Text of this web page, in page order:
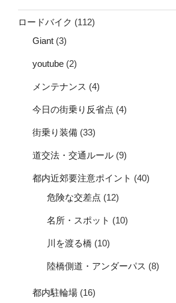
ロードバイク (112)
Giant (3)
youtube (2)
メンテナンス (4)
今日の街乗り反省点 (4)
街乗り装備 (33)
道交法・交通ルール (9)
都内近郊要注意ポイント (40)
危険な交差点 (12)
名所・スポット (10)
川を渡る橋 (10)
陸橋側道・アンダーパス (8)
都内駐輪場 (16)